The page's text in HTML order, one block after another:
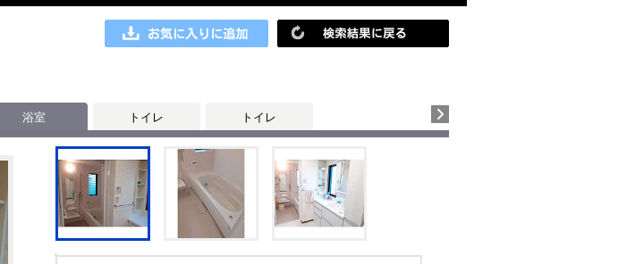
浴室 トイレ トイレ